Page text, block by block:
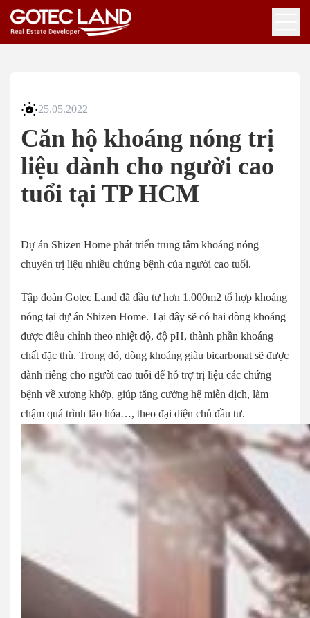
25.05.2022
Căn hộ khoáng nóng trị
liệu dành cho người cao
tuổi tại TP HCM
Dự án Shizen Home phát triển trung tâm khoáng nóng
chuyên trị liệu nhiều chứng bệnh của người cao tuổi.
Tập đoàn Gotec Land đã đầu tư hơn 1.000m2 tổ hợp khoáng
nóng tại dự án Shizen Home. Tại đây sẽ có hai dòng khoáng
được điều chỉnh theo nhiệt độ, độ pH, thành phần khoáng
chất đặc thù. Trong đó, dòng khoáng giàu bicarbonat sẽ được
dành riêng cho người cao tuổi để hỗ trợ trị liệu các chứng
bệnh về xương khớp, giúp tăng cường hệ miễn dịch, làm
chậm quá trình lão hóa…, theo đại diện chủ đầu tư.